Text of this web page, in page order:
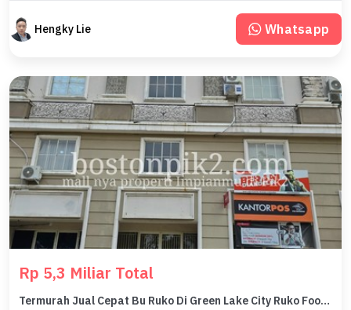
Hengky Lie Whatsapp
Rp 5,3 Miliar Total
Termurah Jual Cepat Bu Ruko Di Green Lake City Ruko Food City, Jl. Green Lake City, Duri Kosambi, Cengkareng, Kota Jakarta Barat, Dki Jakarta, Indonesia, 11750, Duri Kosambi 67.5 M² Unfurnished Hgb